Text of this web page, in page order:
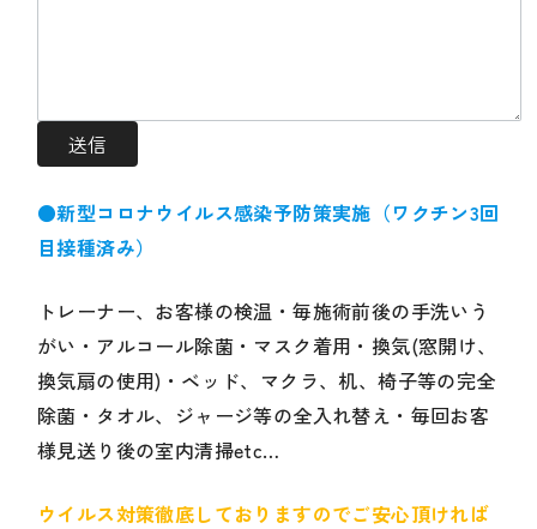
●新型コロナウイルス感染予防策実施（ワクチン3回
目接種済み）
トレーナー、お客様の検温・毎施術前後の手洗いう
がい・アルコール除菌・マスク着用・換気(窓開け、
換気扇の使用)・ベッド、マクラ、机、椅子等の完全
除菌・タオル、ジャージ等の全入れ替え・毎回お客
様見送り後の室内清掃etc…
ウイルス対策徹底しておりますのでご安心頂ければ